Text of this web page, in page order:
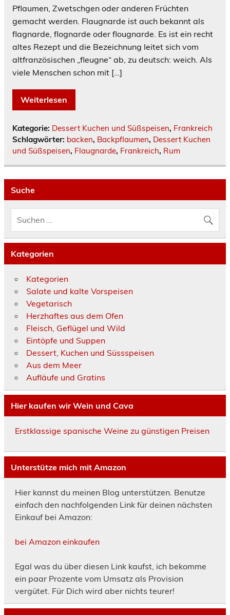
Pflaumen, Zwetschgen oder anderen Früchten
gemacht werden. Flaugnarde ist auch bekannt als
flagnarde, flognarde oder flougnarde. Es ist ein recht
altes Rezept und die Bezeichnung leitet sich vom
altfranzösischen „fleugne“ ab, zu deutsch: weich. Als
viele Menschen schon mit […]
Weiterlesen
Kategorie: Dessert Kuchen und Süßspeisen, Frankreich
Schlagwörter: backen, Backpflaumen, Dessert Kuchen
und Süßspeisen, Flaugnarde, Frankreich, Rum
Suche
Kategorien
Kategorien
Salate und kalte Vorspeisen
Vegetarisch
Herzhaftes aus dem Ofen
Fleisch, Geflügel und Wild
Eintöpfe und Suppen
Dessert, Kuchen und Süssspeisen
Aus dem Meer
Aufläufe und Gratins
Hier kaufen wir Wein und Cava
Erstklassige spanische Weine zu günstigen Preisen
Unterstütze mich mit Amazon
Hier kannst du meinen Blog unterstützen. Benutze
einfach den nachfolgenden Link für deinen nächsten
Einkauf bei Amazon:
bei Amazon einkaufen
Egal was du über diesen Link kaufst, ich bekomme
ein paar Prozente vom Umsatz als Provision
vergütet. Für Dich wird aber nichts teurer!